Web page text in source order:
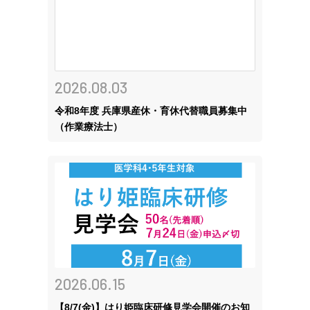
2026.08.03
令和8年度 兵庫県産休・育休代替職員募集中
（作業療法士）
2026.06.15
【8/7(金)】はり姫臨床研修見学会開催のお知